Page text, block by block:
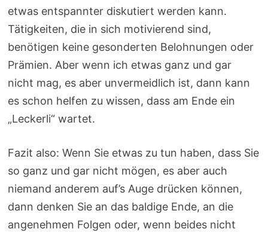
etwas entspannter diskutiert werden kann.
Tätigkeiten, die in sich motivierend sind,
benötigen keine gesonderten Belohnungen oder
Prämien. Aber wenn ich etwas ganz und gar
nicht mag, es aber unvermeidlich ist, dann kann
es schon helfen zu wissen, dass am Ende ein
„Leckerli“ wartet.
Fazit also: Wenn Sie etwas zu tun haben, dass Sie
so ganz und gar nicht mögen, es aber auch
niemand anderem auf’s Auge drücken können,
dann denken Sie an das baldige Ende, an die
angenehmen Folgen oder, wenn beides nicht